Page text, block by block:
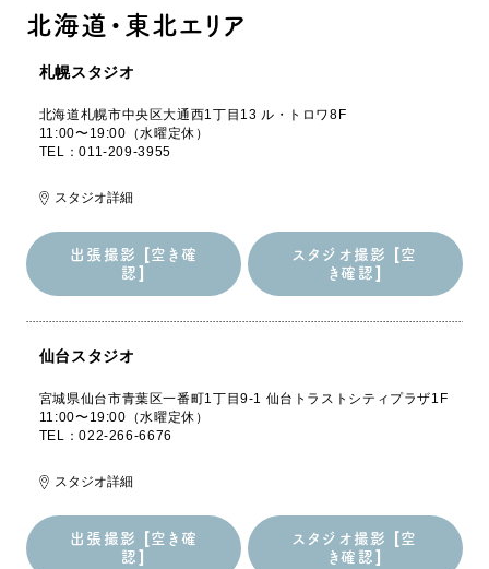
北海道・東北エリア
札幌スタジオ
北海道札幌市中央区大通西1丁目13 ル・トロワ8F
11:00〜19:00（水曜定休）
TEL：011-209-3955
スタジオ詳細
出張撮影 [空き確
認]
出張撮影 [空き確
スタジオ撮影 [空
き確認]
スタジオ撮影 [空
仙台スタジオ
宮城県仙台市青葉区一番町1丁目9-1 仙台トラストシティプラザ1F
11:00〜19:00（水曜定休）
TEL：022-266-6676
スタジオ詳細
出張撮影 [空き確
認]
スタジオ撮影 [空
き確認]